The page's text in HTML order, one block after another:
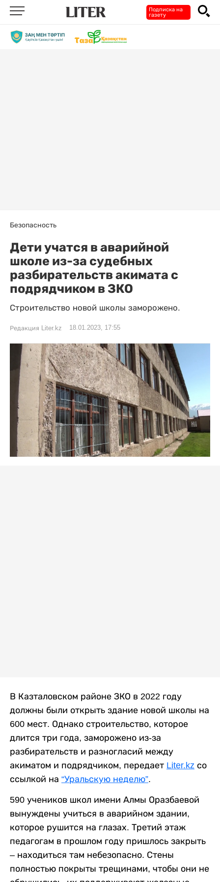
Подписка на
газету
Безопасность
Дети учатся в аварийной
школе из-за судебных
разбирательств акимата с
подрядчиком в ЗКО
Строительство новой школы заморожено.
Редакция Liter.kz 18.01.2023, 17:55
В Казталовском районе ЗКО в 2022 году
должны были открыть здание новой школы на
600 мест. Однако строительство, которое
длится три года, заморожено из-за
разбирательств и разногласий между
акиматом и подрядчиком, передает Liter.kz со
ссылкой на “Уральскую неделю”.
590 учеников школ имени Алмы Оразбаевой
вынуждены учиться в аварийном здании,
которое рушится на глазах. Третий этаж
педагогам в прошлом году пришлось закрыть
– находиться там небезопасно. Стены
полностью покрыты трещинами, чтобы они не